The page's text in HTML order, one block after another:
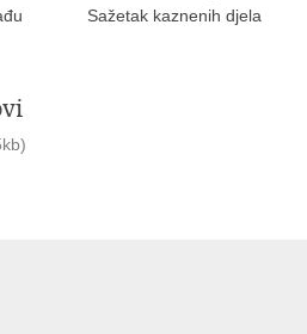
Sažetak kaznenih djela